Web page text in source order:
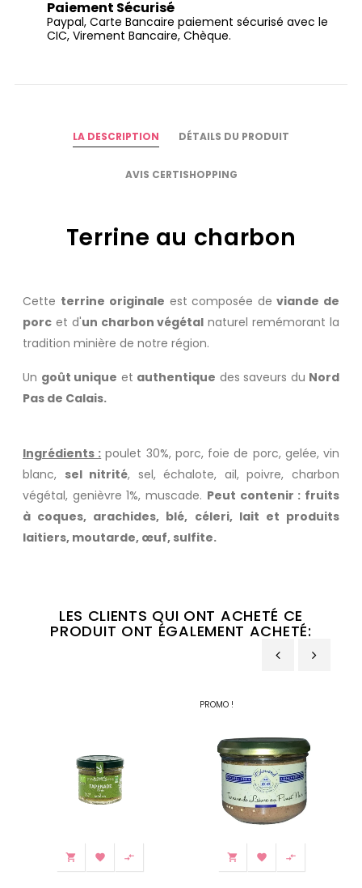
Paiement Sécurisé
Paypal, Carte Bancaire paiement sécurisé avec le
CIC, Virement Bancaire, Chèque.
LA DESCRIPTION DÉTAILS DU PRODUIT
AVIS CERTISHOPPING
Terrine au charbon
Cette terrine originale est composée de viande de
porc et d'un charbon végétal naturel remémorant la
tradition minière de notre région.
Un goût unique et authentique des saveurs du Nord
Pas de Calais.
Ingrédients : poulet 30%, porc, foie de porc, gelée, vin
blanc, sel nitrité, sel, échalote, ail, poivre, charbon
végétal, genièvre 1%, muscade. Peut contenir : fruits
à coques, arachides, blé, céleri, lait et produits
laitiers, moutarde, œuf, sulfite.
LES CLIENTS QUI ONT ACHETÉ CE
PRODUIT ONT ÉGALEMENT ACHETÉ:
  
PROMO !
  